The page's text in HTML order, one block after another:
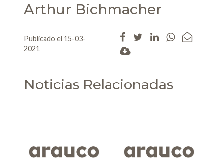
Arthur Bichmacher
Publicado el 15-03-
2021
Noticias Relacionadas